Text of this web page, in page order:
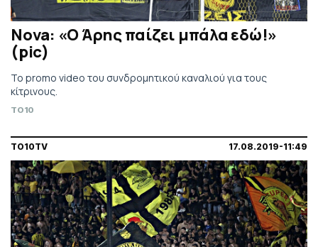
Nova: «Ο Άρης παίζει μπάλα εδώ!»
(pic)
Το promo video του συνδρομητικού καναλιού για τους
κίτρινους.
TO10
TO10TV 17.08.2019-11:49